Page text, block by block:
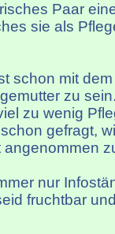
Paar
sie als
schon mit
zu
zu wenig
gefragt,
nur
fruchtbar